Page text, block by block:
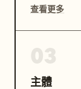
查看更多
主體